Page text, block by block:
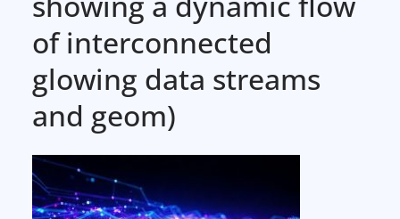
of interconnected
glowing data streams
and geom)